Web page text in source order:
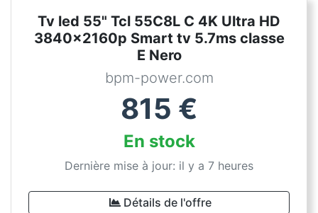
Tv led 55" Tcl 55C8L C 4K Ultra HD
3840x2160p Smart tv 5.7ms classe
E Nero
bpm-power.com
815 €
En stock
Dernière mise à jour: il y a 7 heures
Détails de l'offre